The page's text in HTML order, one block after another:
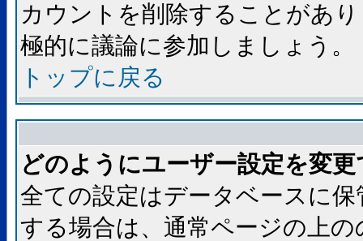
カウントを削除することがあ
極的に議論に参加しましょう。
トップに戻る
どのようにユーザー設定を変
全ての設定はデータベースに
する場合は、通常ページの上